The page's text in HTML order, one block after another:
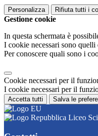
Personalizza Rifiuta tutti i
Gestione cookie
In questa schermata è
I cookie necessari sono
Per conoscere quali sono i
Cookie necessari per il
I cookie necessari per il
Accetta tutti Salva le
Liceo